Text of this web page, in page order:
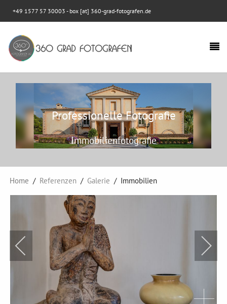
+49 1577 57 30003 - box [at] 360-grad-fotografen.de
Professionelle Fotografie
Immobilienfotografie
Home Referenzen Galerie Immobilien